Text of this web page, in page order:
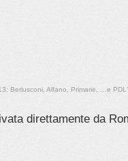
Berlusconi, Alfano, Primarie, …e
direttamente da